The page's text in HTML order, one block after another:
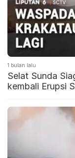
1 bulan lalu
Selat Sunda
kembali Erupsi